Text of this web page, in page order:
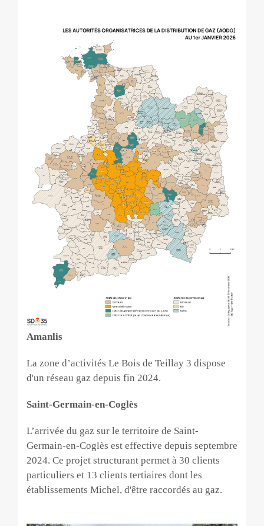
Amanlis
La zone d’activités Le Bois de Teillay 3 dispose
d'un réseau gaz depuis fin 2024.
Saint-Germain-en-Coglès
L’arrivée du gaz sur le territoire de Saint-
Germain-en-Coglès est effective depuis septembre
2024. Ce projet structurant permet à 30 clients
particuliers et 13 clients tertiaires dont les
établissements Michel, d'être raccordés au gaz.